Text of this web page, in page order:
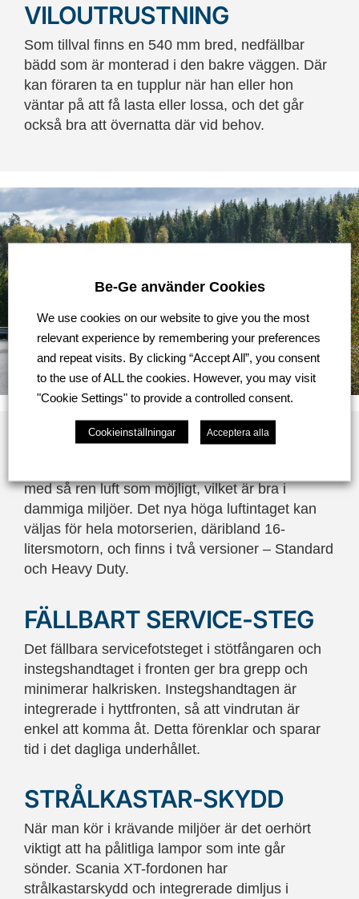
VILOUTRUSTNING
Som tillval finns en 540 mm bred, nedfällbar
bädd som är monterad i den bakre väggen. Där
kan föraren ta en tupplur när han eller hon
väntar på att få lasta eller lossa, och det går
också bra att övernatta där vid behov.
HÖGT LUFTINTAG
med så ren luft som möjligt, vilket är bra i
dammiga miljöer. Det nya höga luftintaget kan
väljas för hela motorserien, däribland 16-
litersmotorn, och finns i två versioner – Standard
och Heavy Duty.
FÄLLBART SERVICE-STEG
Det fällbara servicefotsteget i stötfångaren och
instegshandtaget i fronten ger bra grepp och
minimerar halkrisken. Instegshandtagen är
integrerade i hyttfronten, så att vindrutan är
enkel att komma åt. Detta förenklar och sparar
tid i det dagliga underhållet.
STRÅLKASTAR-SKYDD
När man kör i krävande miljöer är det oerhört
viktigt att ha pålitliga lampor som inte går
sönder. Scania XT-fordonen har
strålkastarskydd och integrerade dimljus i
Be-Ge använder Cookies
We use cookies on our website to give you the most
relevant experience by remembering your preferences
and repeat visits. By clicking “Accept All”, you consent
to the use of ALL the cookies. However, you may visit
"Cookie Settings" to provide a controlled consent.
Cookieinställningar Acceptera alla